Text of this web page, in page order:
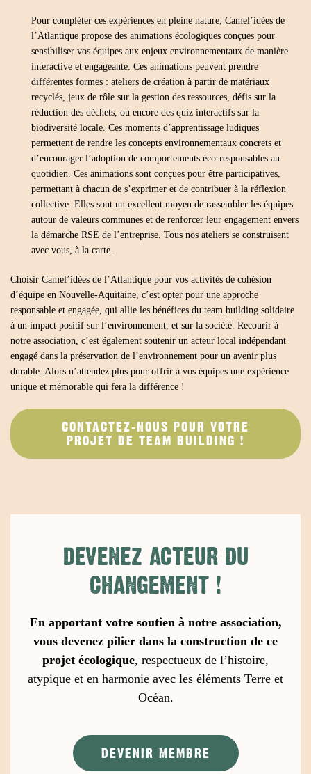
Pour compléter ces expériences en pleine nature, Camel’idées de
l’Atlantique propose des animations écologiques conçues pour
sensibiliser vos équipes aux enjeux environnementaux de manière
interactive et engageante. Ces animations peuvent prendre
différentes formes : ateliers de création à partir de matériaux
recyclés, jeux de rôle sur la gestion des ressources, défis sur la
réduction des déchets, ou encore des quiz interactifs sur la
biodiversité locale. Ces moments d’apprentissage ludiques
permettent de rendre les concepts environnementaux concrets et
d’encourager l’adoption de comportements éco-responsables au
quotidien. Ces animations sont conçues pour être participatives,
permettant à chacun de s’exprimer et de contribuer à la réflexion
collective. Elles sont un excellent moyen de rassembler les équipes
autour de valeurs communes et de renforcer leur engagement envers
la démarche RSE de l’entreprise. Tous nos ateliers se construisent
avec vous, à la carte.
Choisir Camel’idées de l’Atlantique pour vos activités de cohésion
d’équipe en Nouvelle-Aquitaine, c’est opter pour une approche
responsable et engagée, qui allie les bénéfices du team building solidaire
à un impact positif sur l’environnement, et sur la société. Recourir à
notre association, c’est également soutenir un acteur local indépendant
engagé dans la préservation de l’environnement pour un avenir plus
durable. Alors n’attendez plus pour offrir à vos équipes une expérience
unique et mémorable qui fera la différence !
CONTACTEZ-NOUS POUR VOTRE
PROJET DE TEAM BUILDING !
DEVENEZ ACTEUR DU
CHANGEMENT !
En apportant votre soutien à notre association,
vous devenez pilier dans la construction de ce
projet écologique, respectueux de l’histoire,
atypique et en harmonie avec les éléments Terre et
Océan.
DEVENIR MEMBRE